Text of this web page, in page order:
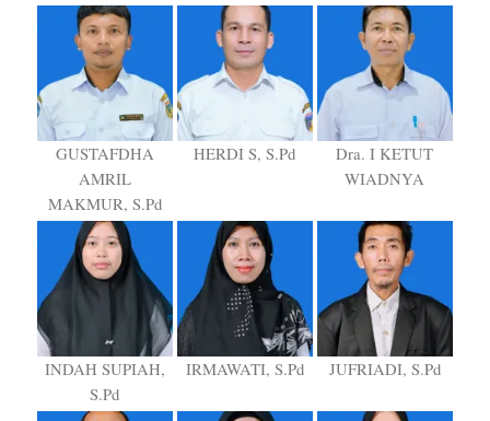
GUSTAFDHA
AMRIL
MAKMUR, S.Pd
HERDI S, S.Pd
Dra. I KETUT
WIADNYA
INDAH SUPIAH,
S.Pd
IRMAWATI, S.Pd JUFRIADI, S.Pd